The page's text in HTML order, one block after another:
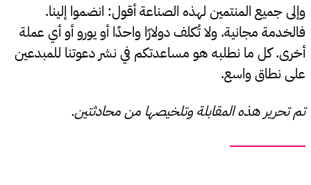
وإلى جميع المنتمين لهذه الصناعة أقول: انضموا إلينا.
فالخدمة مجانية. ولا تُكلف دولارًا واحدًا أو يورو أو أي عملة
أخرى. كل ما نطلبه هو مساعدتكم في نشر دعوتنا للمبدعين
على نطاق واسع.
تم تحرير هذه المقابلة وتلخيصها من محادثتين.